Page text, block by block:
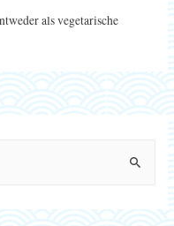
als vegetarische